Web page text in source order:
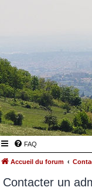
FAQ
Accueil du forum
Contacter un